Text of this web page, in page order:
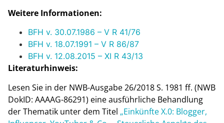
Weitere Informationen:
BFH v. 30.07.1986 – V R 41/76
BFH v. 18.07.1991 – V R 86/87
BFH v. 12.08.2015 – XI R 43/13
Literaturhinweis:
Lesen Sie in der NWB-Ausgabe 26/2018 S. 1981 ff. (NWB
DokID: AAAAG-86291) eine ausführliche Behandlung
der Thematik unter dem Titel „Einkünfte X.0: Blogger,